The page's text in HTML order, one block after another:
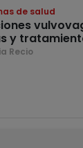
de salud
y
Recio